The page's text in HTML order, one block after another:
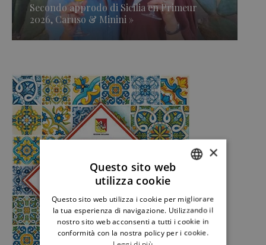
Secondo approdo di Sicilia en Primeur
2026, Caruso & Minini »
ENGLISH
×
Questo sito web
utilizza cookie
Questo sito web utilizza i cookie per migliorare
la tua esperienza di navigazione. Utilizzando il
nostro sito web acconsenti a tutti i cookie in
conformità con la nostra policy per i cookie.